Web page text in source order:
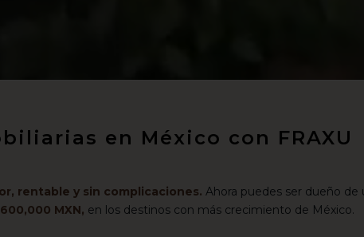
en México con FRAXU
rentable y sin complicaciones. Ahora puedes ser dueño de
MXN, en los destinos con más crecimiento de México.